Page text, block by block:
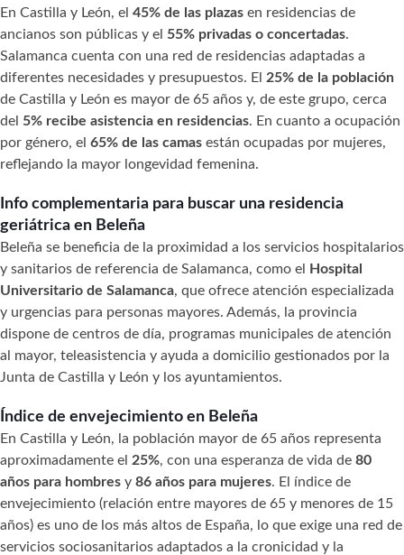
En Castilla y León, el 45% de las plazas en residencias de
ancianos son públicas y el 55% privadas o concertadas.
Salamanca cuenta con una red de residencias adaptadas a
diferentes necesidades y presupuestos. El 25% de la población
de Castilla y León es mayor de 65 años y, de este grupo, cerca
del 5% recibe asistencia en residencias. En cuanto a ocupación
por género, el 65% de las camas están ocupadas por mujeres,
reflejando la mayor longevidad femenina.
Info complementaria para buscar una residencia
geriátrica en Beleña
Beleña se beneficia de la proximidad a los servicios hospitalarios
y sanitarios de referencia de Salamanca, como el
Hospital
Universitario de Salamanca, que ofrece atención especializada
y urgencias para personas mayores. Además, la provincia
dispone de centros de día, programas municipales de atención
al mayor, teleasistencia y ayuda a domicilio gestionados por la
Junta de Castilla y León y los ayuntamientos.
Índice de envejecimiento en Beleña
En Castilla y León, la población mayor de 65 años representa
aproximadamente el 25%, con una esperanza de vida de 80
años para hombres y 86 años para mujeres. El índice de
envejecimiento (relación entre mayores de 65 y menores de 15
años) es uno de los más altos de España, lo que exige una red de
servicios sociosanitarios adaptados a la cronicidad y la